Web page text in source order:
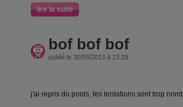
lire la suite
bof bof bof
publié le 30/05/2013 à 13:29
j'ai repris du poids, les tentations sont trop